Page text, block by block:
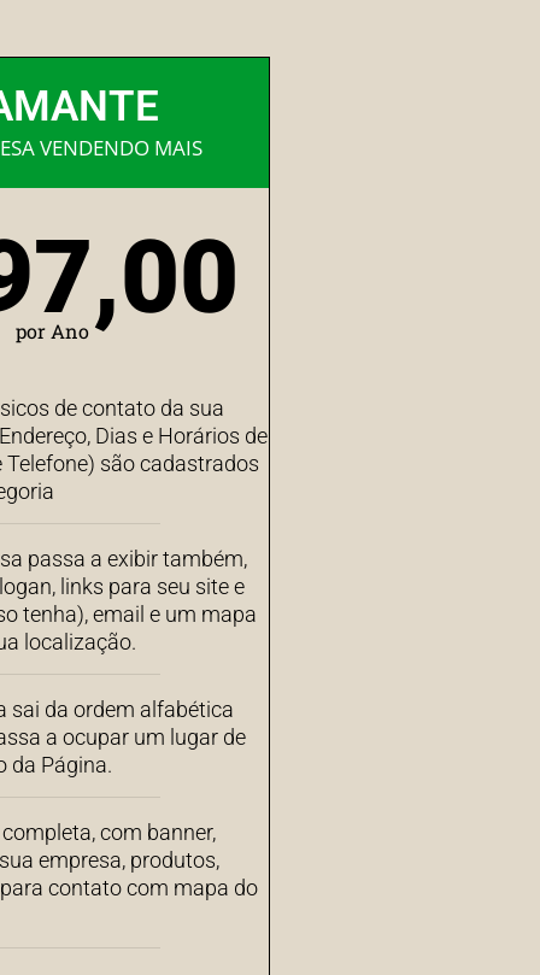
VENDENDO MAIS
por Ano
de contato da sua
Dias e Horários de
são cadastrados
passa a exibir também,
links para seu site e
tenha), email e um mapa
localização.
sai da ordem alfabética
a ocupar um lugar de
da Página.
com banner,
empresa, produtos,
contato com mapa do